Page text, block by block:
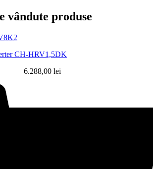
vândute produse
CH-HRV1,5DK
6.288,00 lei